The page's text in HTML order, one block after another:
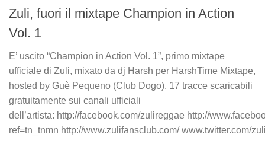
Zuli, fuori il mixtape Champion in Action
Vol. 1
E’ uscito “Champion in Action Vol. 1”, primo mixtape
ufficiale di Zuli, mixato da dj Harsh per HarshTime Mixtape,
hosted by Guè Pequeno (Club Dogo). 17 tracce scaricabili
gratuitamente sui canali ufficiali
dell’artista: http://facebook.com/zulireggae http://
ref=tn_tnmn http://www.zulifansclub.com/ www.twitter.com/